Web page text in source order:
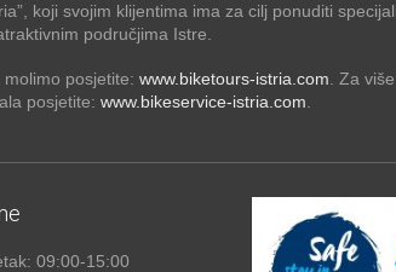
koji svojim klijentima ima za cilj ponuditi
područjima Istre.
posjetite: www.biketours-istria.com. Za
posjetite: www.bikeservice-istria.com.
09:00-15:00